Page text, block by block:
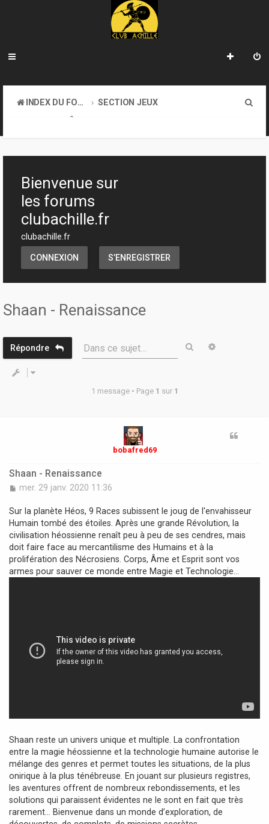
INDEX DU FORUM
SECTION JEUX
h
Bienvenue sur
les forums
clubachille.fr
clubachille.fr
CONNEXION S’ENREGISTRER
Shaan - Renaissance
Répondre Dans ce sujet… Rechercher
1 message • Page 1 sur 1
bobafred69
Shaan - Renaissance
M
s
a
g
e
mer. 29 janv. 2020 11:36
Sur la planète Héos, 9 Races subissent le joug de l'envahisseur
Humain tombé des étoiles. Après une grande Révolution, la
civilisation héossienne renaît peu à peu de ses cendres, mais
doit faire face au mercantilisme des Humains et à la
prolifération des Nécrosiens. Corps, Âme et Esprit sont vos
armes pour sauver ce monde entre Magie et Technologie...
Shaan reste un univers unique et multiple. La confrontation
entre la magie héossienne et la technologie humaine autorise le
mélange des genres et permet toutes les situations, de la plus
onirique à la plus ténébreuse. En jouant sur plusieurs registres,
les aventures offrent de nombreux rebondissements, et les
solutions qui paraissent évidentes ne le sont en fait que très
rarement… Bienvenue dans un monde d’exploration, de